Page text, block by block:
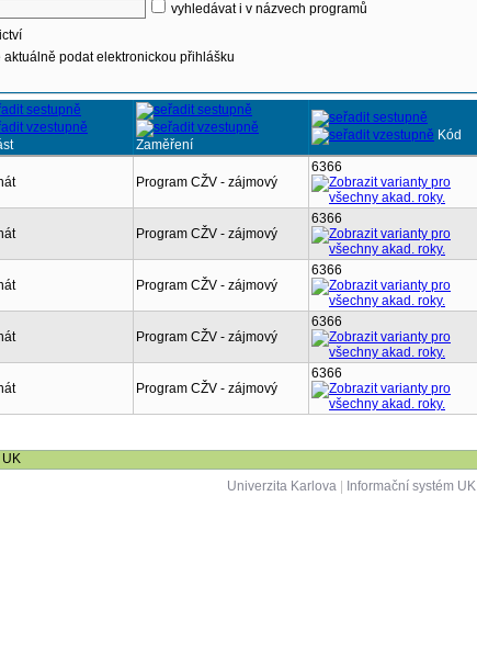
vyhledávat i v názvech programů
podat elektronickou přihlášku
Zaměření
Kód
Program CŽV - zájmový
6366
Program CŽV - zájmový
6366
Program CŽV - zájmový
6366
Program CŽV - zájmový
6366
Program CŽV - zájmový
6366
Univerzita Karlova| Informační systém UK